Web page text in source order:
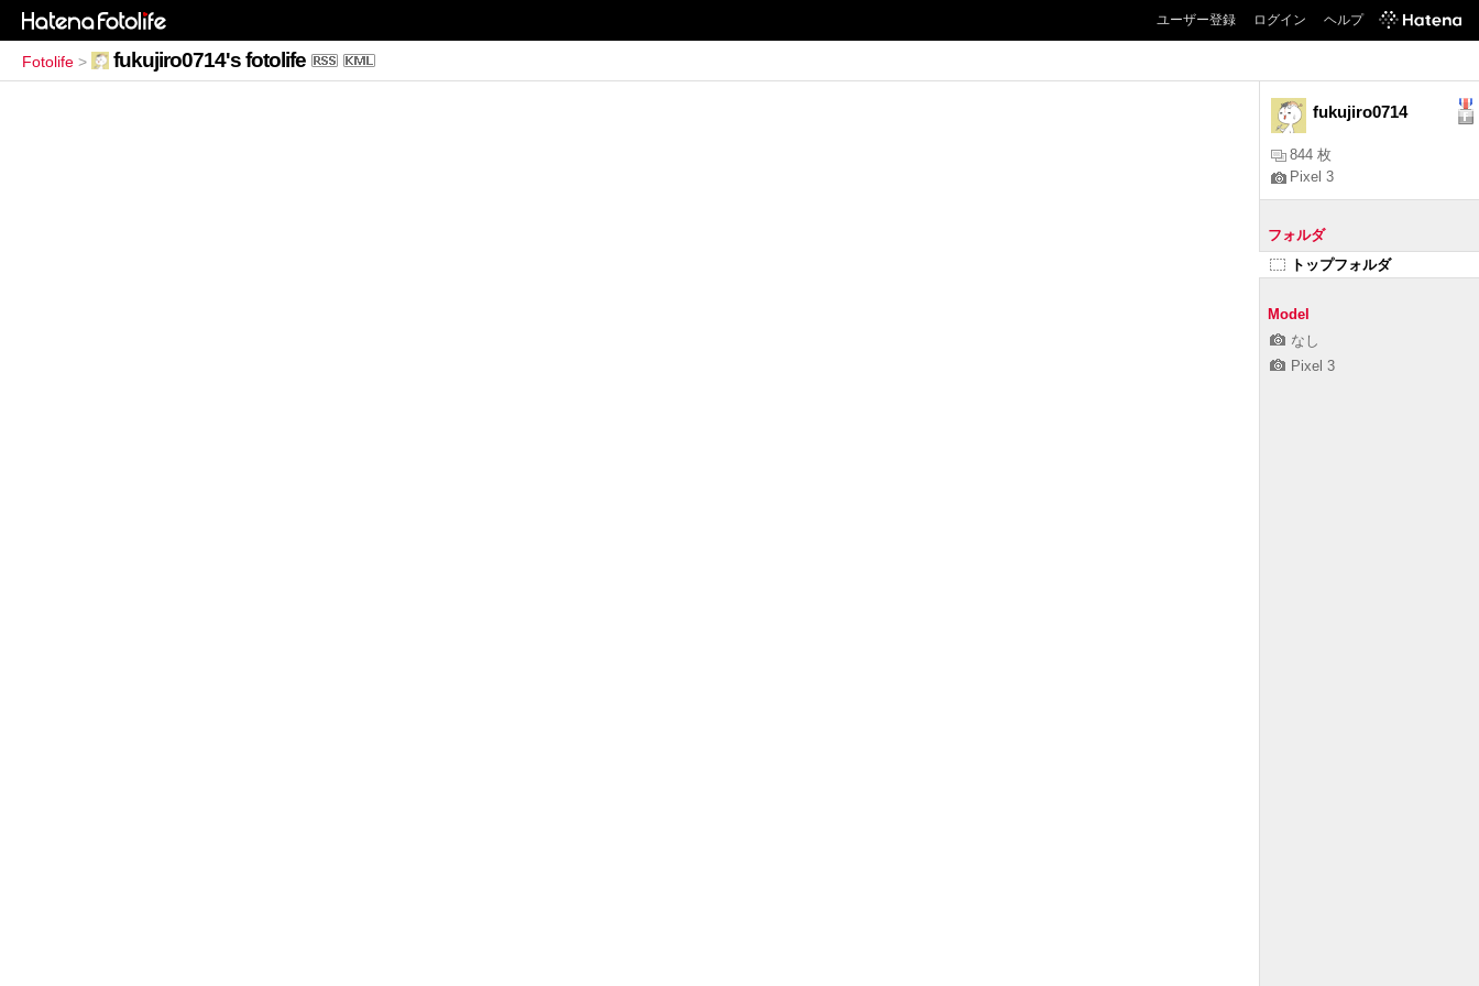
ユーザー登録 ログイン ヘルプ
Fotolife > fukujiro0714's fotolife
fukujiro0714
844 枚
Pixel 3
フォルダ
トップフォルダ
Model
なし
Pixel 3